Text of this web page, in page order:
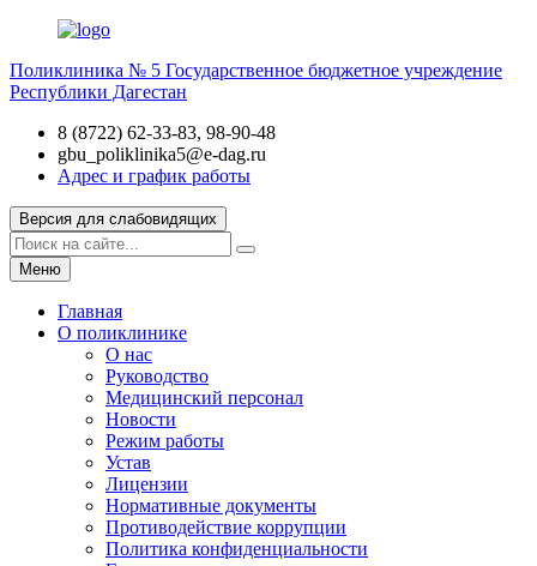
Поликлиника № 5 Государственное бюджетное учреждение
Республики Дагестан
8 (8722) 62-33-83, 98-90-48
gbu_poliklinika5@e-dag.ru
Адрес и график работы
Версия для слабовидящих
Меню
Главная
О поликлинике
О нас
Руководство
Медицинский персонал
Новости
Режим работы
Устав
Лицензии
Нормативные документы
Противодействие коррупции
Политика конфиденциальности